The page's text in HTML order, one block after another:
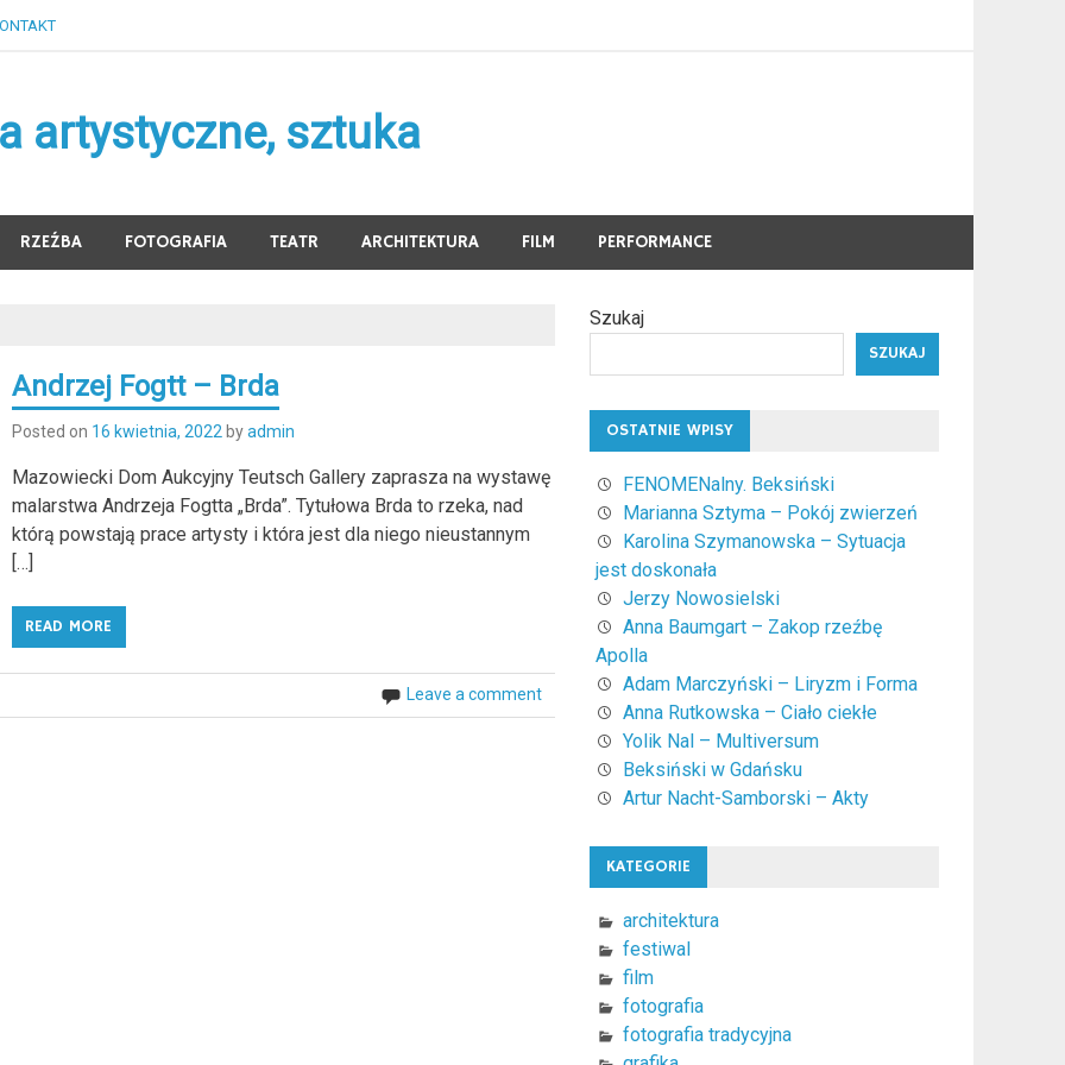
artystyczne, sztuka
RZEŹBA FOTOGRAFIA TEATR ARCHITEKTURA FILM PERFORMANCE
Andrzej Fogtt – Brda
Posted on 16 kwietnia, 2022 byadmin
Mazowiecki Dom Aukcyjny Teutsch Gallery zaprasza na wystawę
malarstwa Andrzeja Fogtta „Brda”. Tytułowa Brda to rzeka, nad
którą powstają prace artysty i która jest dla niego nieustannym
[…]
READ MORE
Leave a comment
Szukaj
SZUKAJ
OSTATNIE WPISY
FENOMENalny. Beksiński
Marianna Sztyma – Pokój zwierzeń
Karolina Szymanowska – Sytuacja
jest doskonała
Jerzy Nowosielski
Anna Baumgart – Zakop rzeźbę
Apolla
Adam Marczyński – Liryzm i Forma
Anna Rutkowska – Ciało ciekłe
Yolik Nal – Multiversum
Beksiński w Gdańsku
Artur Nacht-Samborski – Akty
KATEGORIE
architektura
festiwal
film
fotografia
fotografia tradycyjna